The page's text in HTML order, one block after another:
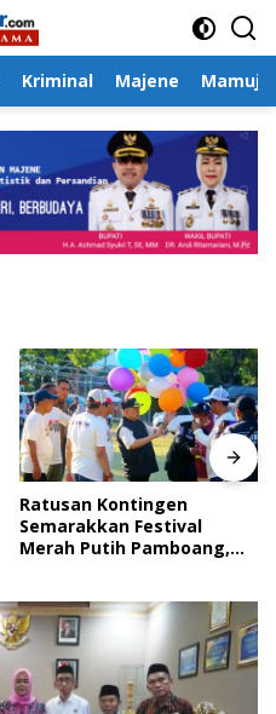
Kriminal Majene Mamuju
Ratusan Kontingen
Semarakkan Festival
Merah Putih Pamboang,
Tanah Air